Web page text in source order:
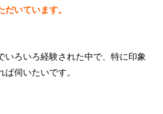
いています。
いろいろ経験された中で、特に印象
伺いたいです。